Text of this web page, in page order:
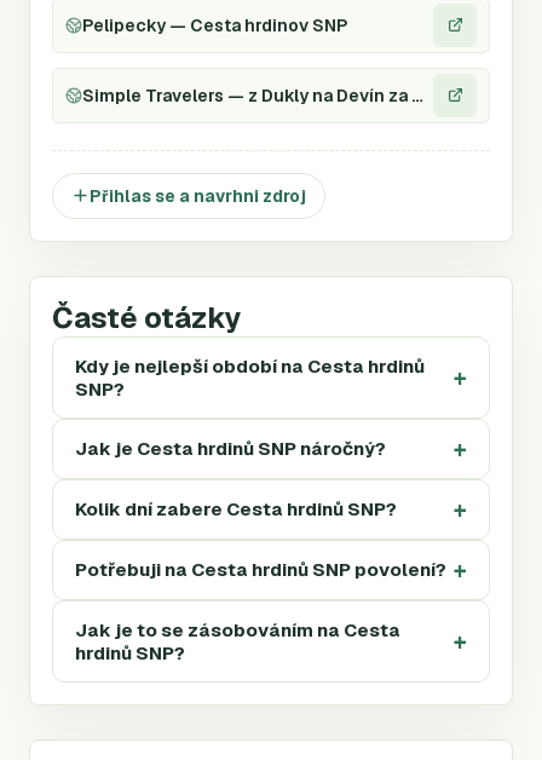
Pelipecky — Cesta hrdinov SNP
Simple Travelers — z Dukly na Devín za 30 dní
Přihlas se a navrhni zdroj
Časté otázky
Kdy je nejlepší období na Cesta hrdinů
SNP?
Jak je Cesta hrdinů SNP náročný?
Kolik dní zabere Cesta hrdinů SNP?
Potřebuji na Cesta hrdinů SNP povolení?
Jak je to se zásobováním na Cesta
hrdinů SNP?